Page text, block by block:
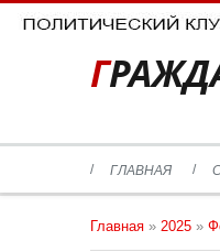
ГЛАВНАЯ
Главная » 2025 »